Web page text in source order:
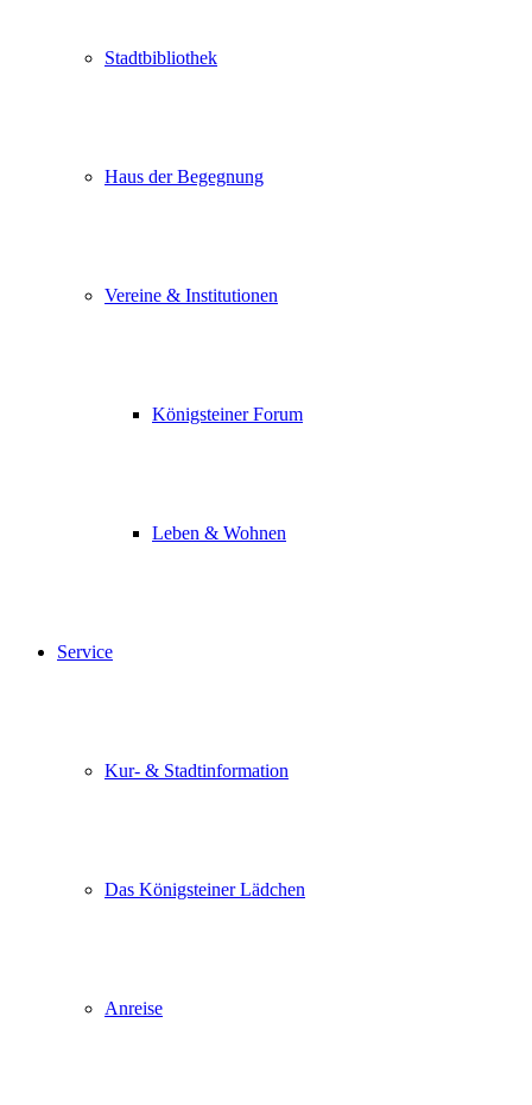
Stadtbibliothek
Haus der Begegnung
Vereine & Institutionen
Königsteiner Forum
Leben & Wohnen
Service
Kur- & Stadtinformation
Das Königsteiner Lädchen
Anreise